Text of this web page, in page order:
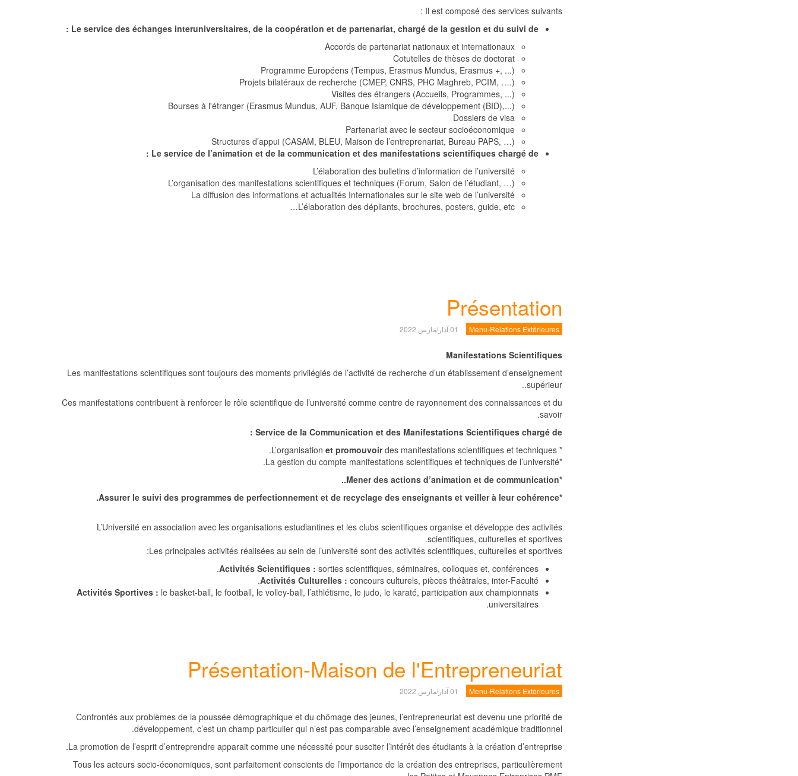
Il est composé des services suivants :
Le service des échanges interuniversitaires, de la coopération et de partenariat, chargé de la gestion et du suivi de :
Accords de partenariat nationaux et internationaux
Cotutelles de thèses de doctorat
Programme Européens (Tempus, Erasmus Mundus, Erasmus +, ...)
Projets bilatéraux de recherche (CMEP, CNRS, PHC Maghreb, PCIM, ….)
Visites des étrangers (Accueils, Programmes, ...)
Bourses à l'étranger (Erasmus Mundus, AUF, Banque Islamique de développement (BID),...)
Dossiers de visa
Partenariat avec le secteur socioéconomique
Structures d’appui (CASAM, BLEU, Maison de l’entreprenariat, Bureau PAPS, …)
Le service de l’animation et de la communication et des manifestations scientifiques chargé de :
L’élaboration des bulletins d’information de l’université
L’organisation des manifestations scientifiques et techniques (Forum, Salon de l’étudiant, …)
La diffusion des informations et actualités Internationales sur le site web de l’université
L’élaboration des dépliants, brochures, posters, guide, etc…
Présentation
Menu-Relations Extérieures 01 آذار/مارس 2022
Manifestations Scientifiques
Les manifestations scientifiques sont toujours des moments privilégiés de l’activité de recherche d’un établissement d’enseignement
supérieur..
Ces manifestations contribuent à renforcer le rôle scientifique de l’université comme centre de rayonnement des connaissances et du
savoir.
Service de la Communication et des Manifestations Scientifiques chargé de :
* L’organisation
et promouvoirdes manifestations scientifiques et techniques.
*La gestion du compte manifestations scientifiques et techniques de l’université.
*Mener des actions d’animation et de communication..
*Assurer le suivi des programmes de perfectionnement et de recyclage des enseignants et veiller à leur cohérence.
L’Université en association avec les organisations estudiantines et les clubs scientifiques organise et développe des activités
scientifiques, culturelles et sportives.
Les principales activités réalisées au sein de l’université sont des activités scientifiques, culturelles et sportives:
Activités Scientifiques : sorties scientifiques, séminaires, colloques et, conférences.
Activités Culturelles : concours culturels, pièces théâtrales, inter-Faculté.
Activités Sportives : le basket-ball, le football, le volley-ball, l’athlétisme, le judo, le karaté, participation aux championnats
universitaires.
Présentation-Maison de l'Entrepreneuriat
Menu-Relations Extérieures 01 آذار/مارس 2022
Confrontés aux problèmes de la poussée démographique et du chômage des jeunes, l’entrepreneuriat est devenu une priorité de
développement, c’est un champ particulier qui n’est pas comparable avec l’enseignement académique traditionnel.
La promotion de l’esprit d’entreprendre apparait comme une nécessité pour susciter l’intérêt des étudiants à la création d’entreprise.
Tous les acteurs socio-économiques, sont parfaitement conscients de l’importance de la création des entreprises, particulièrement